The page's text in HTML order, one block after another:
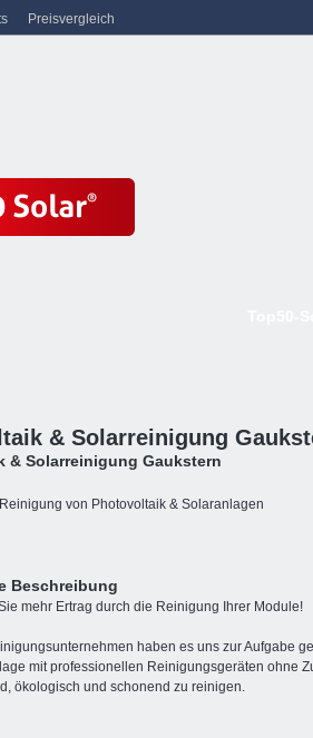
& Solarreinigung
& Solarreinigung Gaukstern
von Photovoltaik & Solaranlagen
Beschreibung
mehr Ertrag durch die Reinigung Ihrer Module!
haben es uns zur Aufgabe
mit professionellen Reinigungsgeräten ohne
ökologisch und schonend zu reinigen.
Preisvergleich